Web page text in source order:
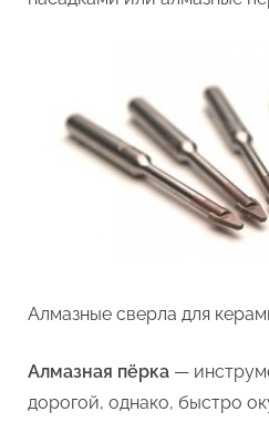
Алмазные сверла для
Алмазная пёрка —
дорогой, однако, быстро